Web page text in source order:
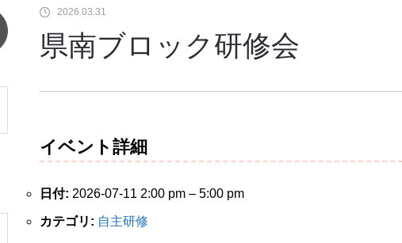
2026.03.31
県南ブロック研修会
イベント詳細
日付: 2026-07-11 2:00 pm – 5:00 pm
カテゴリ: 自主研修